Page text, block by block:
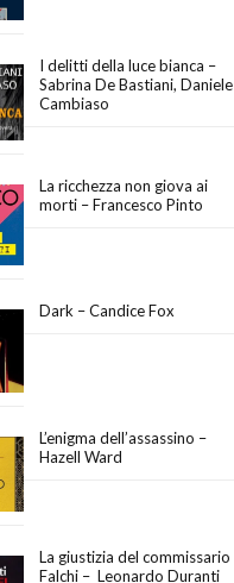
I delitti della luce bianca –
Sabrina De Bastiani, Daniele
Cambiaso
La ricchezza non giova ai
morti – Francesco Pinto
Dark – Candice Fox
L’enigma dell’assassino –
Hazell Ward
La giustizia del commissario
Falchi – Leonardo Duranti